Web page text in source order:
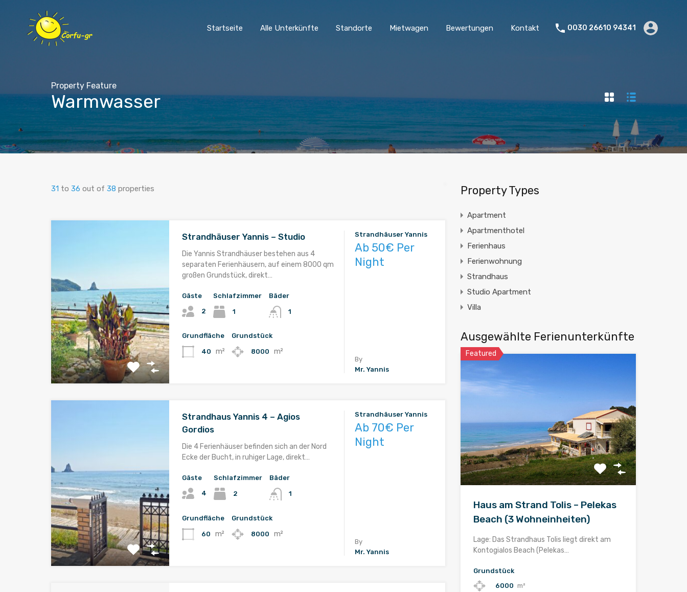
Startseite Alle Unterkünfte Standorte Mietwagen Bewertungen Kontakt 0030 26610 94341
Property Feature
Warmwasser
31 to 36 out of 38 properties
Strandhäuser Yannis – Studio
Die Yannis Strandhäuser bestehen aus 4
separaten Ferienhäusern, auf einem 8000 qm
großen Grundstück, direkt…
Gäste
2
Schlafzimmer
1
Bäder
1
Grundfläche
40 m²
Grundstück
8000 m²
Strandhäuser Yannis
Ab 50€ Per
Night
By
Mr. Yannis
Strandhaus Yannis 4 – Agios
Gordios
Die 4 Ferienhäuser befinden sich an der Nord
Ecke der Bucht, in ruhiger Lage, direkt…
Gäste
4
Schlafzimmer
2
Bäder
1
Grundfläche
60 m²
Grundstück
8000 m²
Strandhäuser Yannis
Ab 70€ Per
Night
By
Mr. Yannis
Property Types
Apartment
Apartmenthotel
Ferienhaus
Ferienwohnung
Strandhaus
Studio Apartment
Villa
Ausgewählte Ferienunterkünfte
Featured
Haus am Strand Tolis – Pelekas
Beach (3 Wohneinheiten)
Lage: Das Strandhaus Tolis liegt direkt am
Kontogialos Beach (Pelekas…
Grundstück
6000 m²